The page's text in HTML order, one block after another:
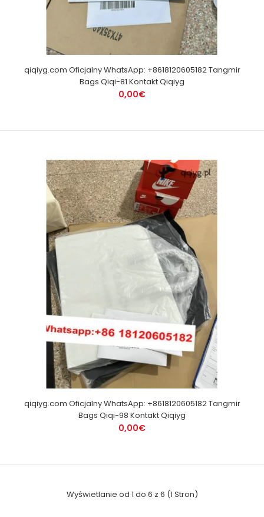
qiqiyg.com Oficjalny WhatsApp: +8618120605182 Tangmir
Bags Qiqi-81 Kontakt Qiqiyg
0,00€
qiqiyg.com Oficjalny WhatsApp: +8618120605182 Tangmir
Bags Qiqi-98 Kontakt Qiqiyg
0,00€
Wyświetlanie od 1 do 6 z 6 (1 Stron)